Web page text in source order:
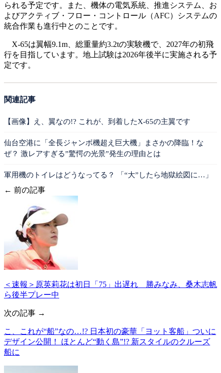
られる予定です。また、機体の電気系統、推進システム、お
よびアクティブ・フロー・コントロール（AFC）システムの
統合作業も進行中とのことです。
X-65は翼幅9.1m、総重量約3.2tの実験機で、2027年の初飛
行を目指しています。地上試験は2026年後半に実施される予
定です。
関連記事
【画像】え、翼なの!? これが、到着したX-65の主翼です
仙台空港に「全長ジャンボ機超え巨大機」まさかの降臨！な
ぜ？ 激レアすぎる”驚愕の光景”発生の理由とは
軍用機のトイレはどうなってる？ 「“大”したら地獄絵図に…」
← 前の記事
＜速報＞原英莉花は初日「75」出遅れ 勝みなみ、桑木志帆
ら後半プレー中
次の記事 →
こ、これが“船”なの…!? 日本初の豪華「ヨット客船」ついに
デザイン公開！ ほとんど“動く島”!? 新スタイルのクルーズ
船に